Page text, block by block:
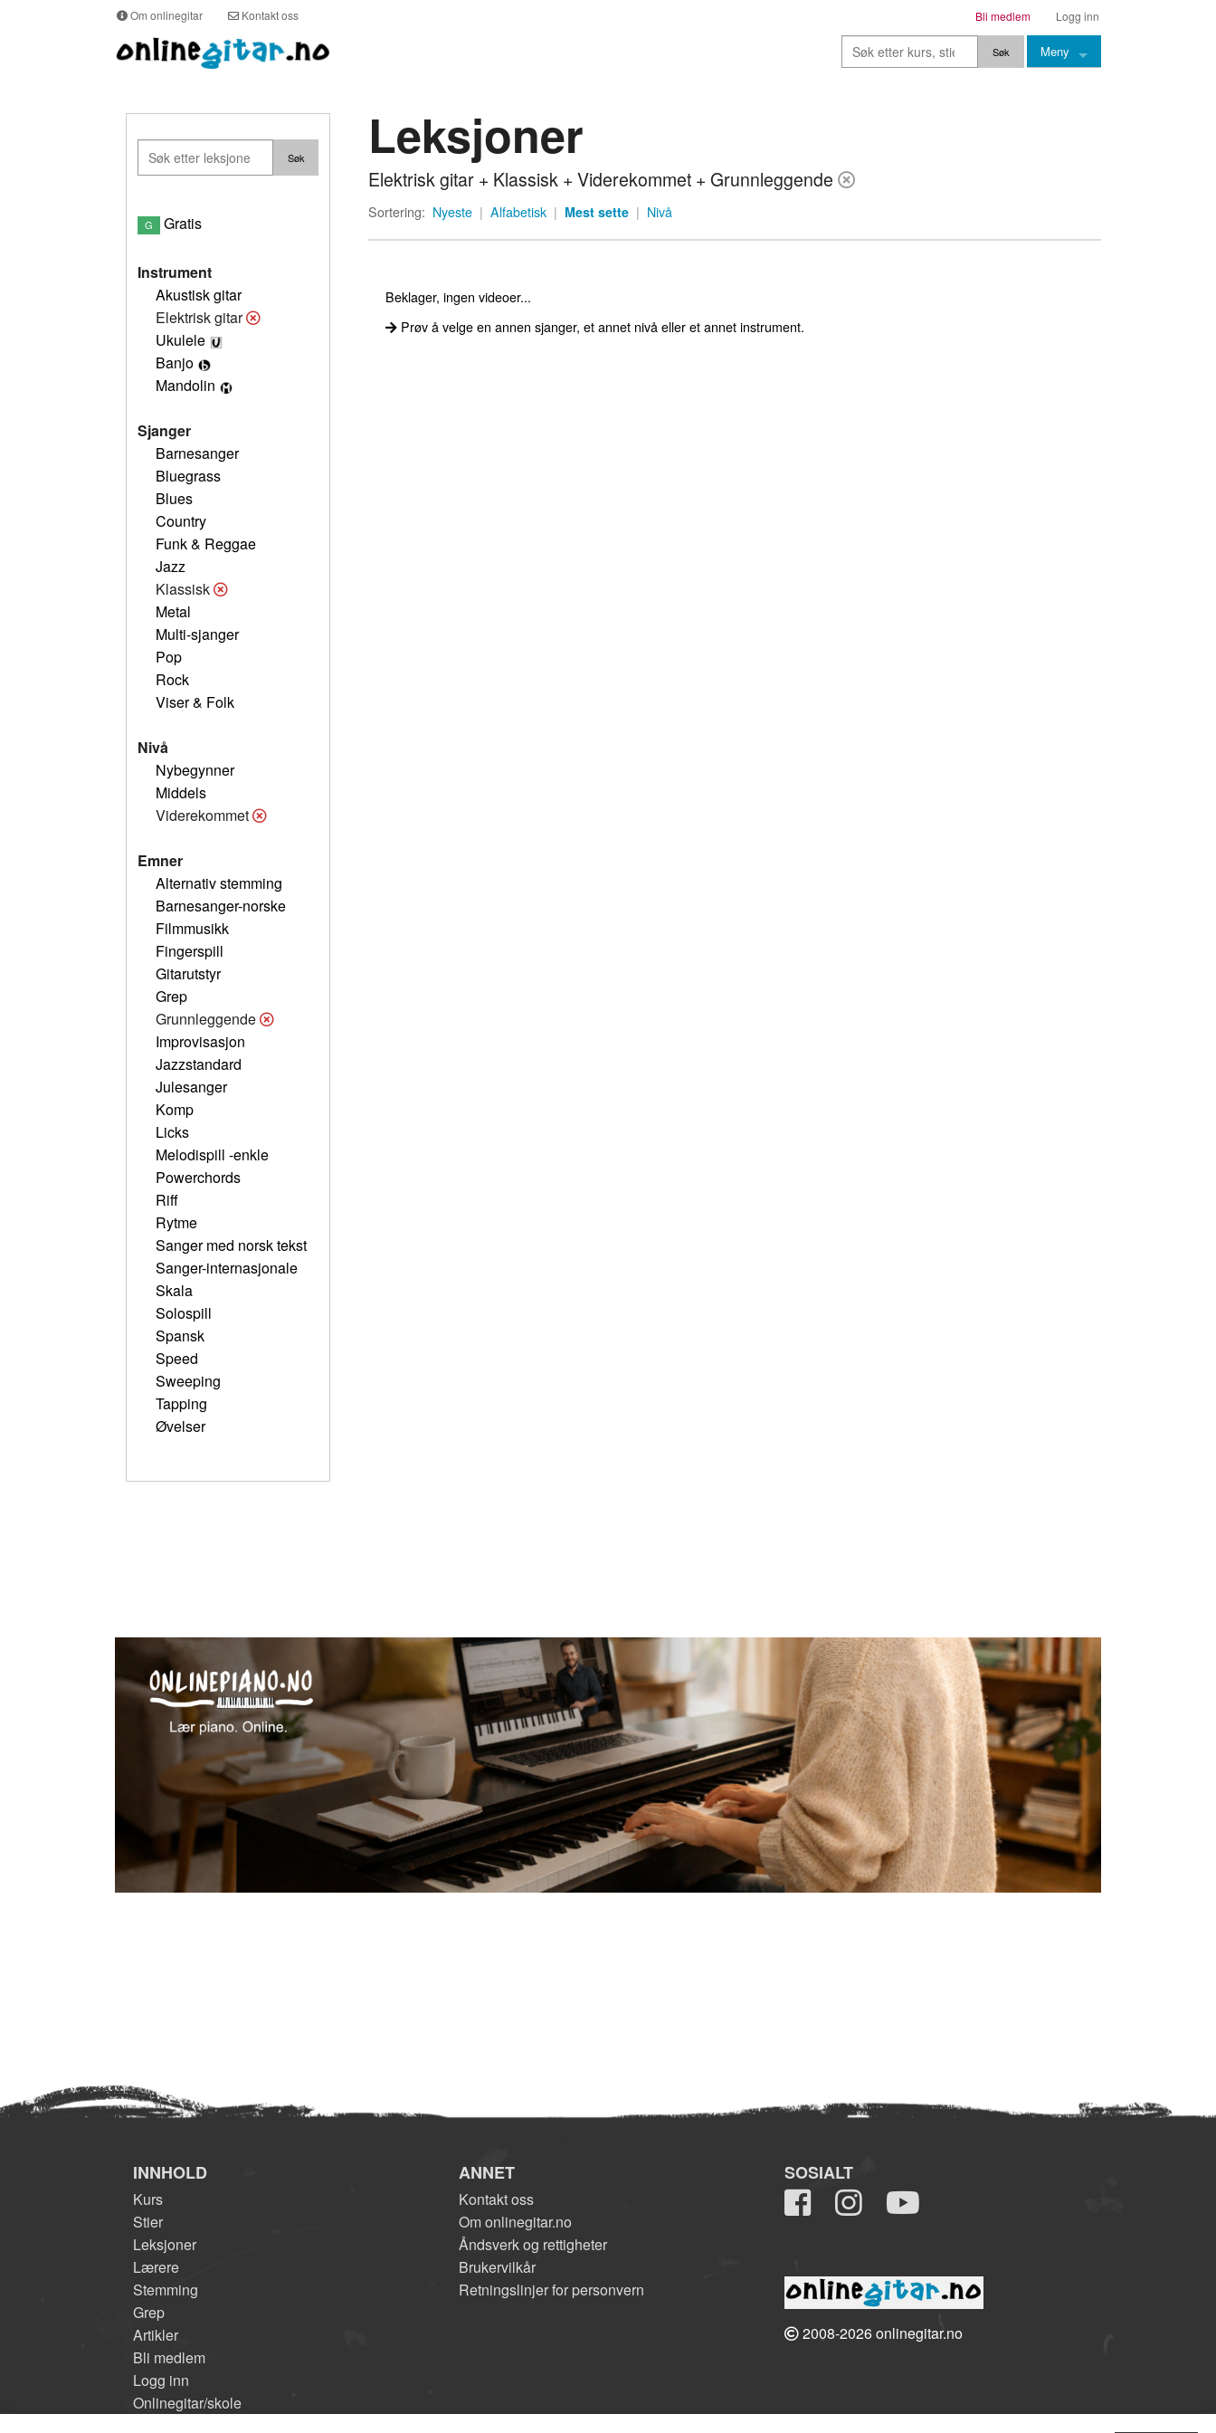
Om onlinegitar Kontakt oss Logg inn
Bli medlem
Meny
Stemming
G Gratis
Instrument
Akustisk gitar
Elektrisk gitar
Ukulele
Banjo
Mandolin
Sjanger
Barnesanger
Bluegrass
Blues
Country
Funk & Reggae
Jazz
Klassisk
Metal
Multi-sjanger
Pop
Rock
Viser & Folk
Nivå
Nybegynner
Middels
Viderekommet
Emner
Alternativ stemming
Barnesanger-norske
Filmmusikk
Fingerspill
Gitarutstyr
Grep
Grunnleggende
Improvisasjon
Jazzstandard
Julesanger
Komp
Licks
Melodispill -enkle
Powerchords
Riff
Rytme
Sanger med norsk tekst
Sanger-internasjonale
Skala
Solospill
Spansk
Speed
Sweeping
Tapping
Øvelser
Leksjoner
Elektrisk gitar + Klassisk + Viderekommet + Grunnleggende
Sortering: Nyeste | Alfabetisk | Mest sette | Nivå
Beklager, ingen videoer...
Prøv å velge en annen sjanger, et annet nivå eller et annet instrument.
INNHOLD
Kurs
Stier
Leksjoner
Lærere
Stemming
Grep
Artikler
Bli medlem
Logg inn
Onlinegitar/skole
ANNET
Kontakt oss
Om onlinegitar.no
Åndsverk og rettigheter
Brukervilkår
Retningslinjer for personvern
SOSIALT
2008-2026 onlinegitar.no